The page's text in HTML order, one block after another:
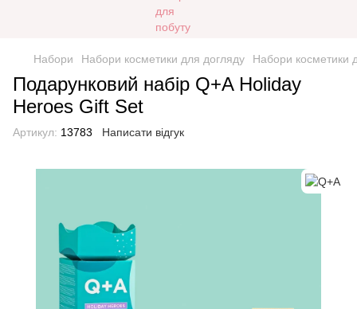
Набори Набори косметики для догляду Набори косметики
Подарунковий набір Q+A Holiday
Heroes Gift Set
Артикул: 13783 Написати відгук